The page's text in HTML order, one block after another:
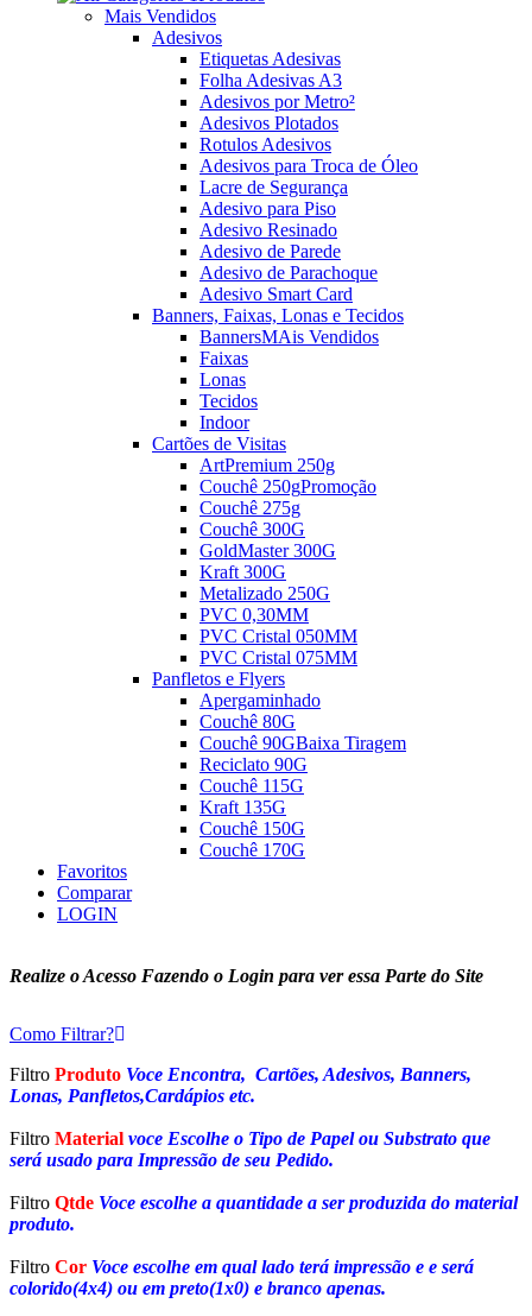
Mais Vendidos
Adesivos
Etiquetas Adesivas
Folha Adesivas A3
Adesivos por Metro²
Adesivos Plotados
Rotulos Adesivos
Adesivos para Troca de Óleo
Lacre de Segurança
Adesivo para Piso
Adesivo Resinado
Adesivo de Parede
Adesivo de Parachoque
Adesivo Smart Card
Banners, Faixas, Lonas e Tecidos
BannersMAis Vendidos
Faixas
Lonas
Tecidos
Indoor
Cartões de Visitas
ArtPremium 250g
Couchê 250gPromoção
Couchê 275g
Couchê 300G
GoldMaster 300G
Kraft 300G
Metalizado 250G
PVC 0,30MM
PVC Cristal 050MM
PVC Cristal 075MM
Panfletos e Flyers
Apergaminhado
Couchê 80G
Couchê 90GBaixa Tiragem
Reciclato 90G
Couchê 115G
Kraft 135G
Couchê 150G
Couchê 170G
Favoritos
Comparar
LOGIN
Realize o Acesso Fazendo o Login para ver essa Parte do Site
Como Filtrar?
Filtro Produto Voce Encontra, Cartões, Adesivos, Banners,
Lonas, Panfletos,Cardápios etc.
Filtro Material voce Escolhe o Tipo de Papel ou Substrato que
será usado para Impressão de seu Pedido.
Filtro Qtde Voce escolhe a quantidade a ser produzida do material
produto.
Filtro Cor Voce escolhe em qual lado terá impressão e e será
colorido(4x4) ou em preto(1x0) e branco apenas.